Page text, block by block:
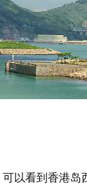
以看到香港岛